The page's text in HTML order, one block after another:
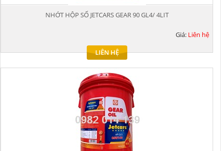
NHỚT HỘP SỐ JETCARS GEAR 90 GL4/ 4LIT
Giá: Liên hệ
LIÊN HỆ